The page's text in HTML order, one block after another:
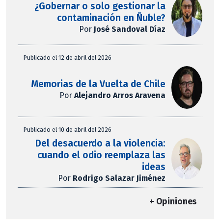
¿Gobernar o solo gestionar la
contaminación en Ñuble?
Por José Sandoval Díaz
Publicado el 12 de abril del 2026
Memorias de la Vuelta de Chile
PorAlejandro Arros Aravena
Publicado el 10 de abril del 2026
Del desacuerdo a la violencia:
cuando el odio reemplaza las
ideas
Por Rodrigo Salazar Jiménez
+ Opiniones